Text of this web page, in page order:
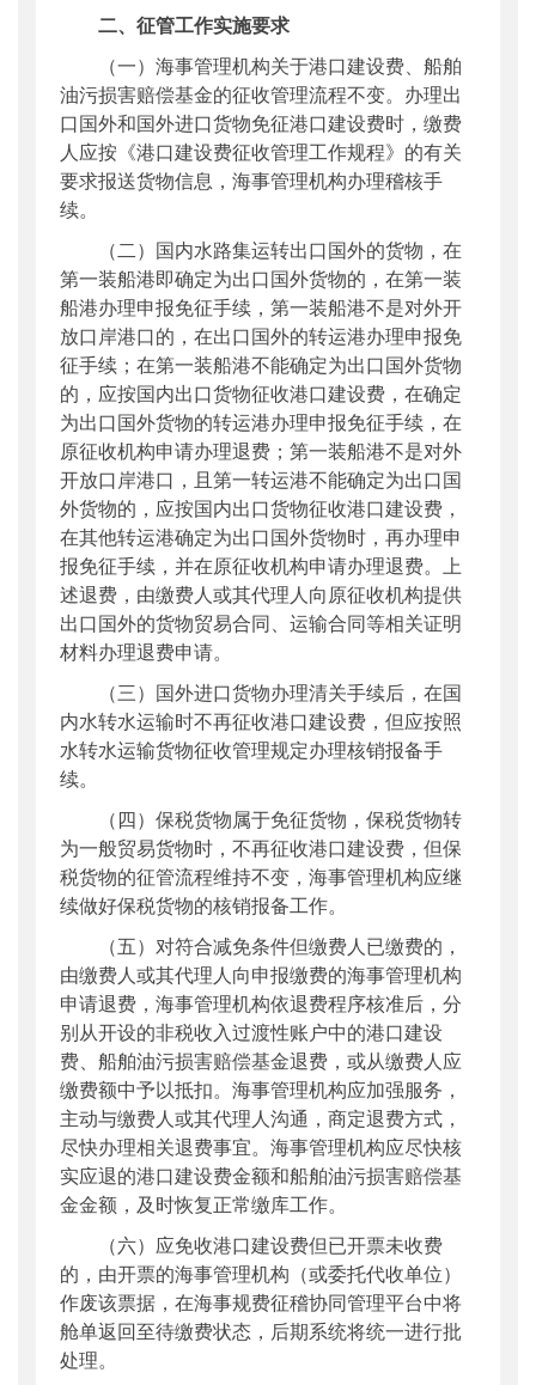
二、征管工作实施要求
（一）海事管理机构关于港口建设费、船舶
油污损害赔偿基金的征收管理流程不变。办理出
口国外和国外进口货物免征港口建设费时，缴费
人应按《港口建设费征收管理工作规程》的有关
要求报送货物信息，海事管理机构办理稽核手
续。
（二）国内水路集运转出口国外的货物，在
第一装船港即确定为出口国外货物的，在第一装
船港办理申报免征手续，第一装船港不是对外开
放口岸港口的，在出口国外的转运港办理申报免
征手续；在第一装船港不能确定为出口国外货物
的，应按国内出口货物征收港口建设费，在确定
为出口国外货物的转运港办理申报免征手续，在
原征收机构申请办理退费；第一装船港不是对外
开放口岸港口，且第一转运港不能确定为出口国
外货物的，应按国内出口货物征收港口建设费，
在其他转运港确定为出口国外货物时，再办理申
报免征手续，并在原征收机构申请办理退费。上
述退费，由缴费人或其代理人向原征收机构提供
出口国外的货物贸易合同、运输合同等相关证明
材料办理退费申请。
（三）国外进口货物办理清关手续后，在国
内水转水运输时不再征收港口建设费，但应按照
水转水运输货物征收管理规定办理核销报备手
续。
（四）保税货物属于免征货物，保税货物转
为一般贸易货物时，不再征收港口建设费，但保
税货物的征管流程维持不变，海事管理机构应继
续做好保税货物的核销报备工作。
（五）对符合减免条件但缴费人已缴费的，
由缴费人或其代理人向申报缴费的海事管理机构
申请退费，海事管理机构依退费程序核准后，分
别从开设的非税收入过渡性账户中的港口建设
费、船舶油污损害赔偿基金退费，或从缴费人应
缴费额中予以抵扣。海事管理机构应加强服务，
主动与缴费人或其代理人沟通，商定退费方式，
尽快办理相关退费事宜。海事管理机构应尽快核
实应退的港口建设费金额和船舶油污损害赔偿基
金金额，及时恢复正常缴库工作。
（六）应免收港口建设费但已开票未收费
的，由开票的海事管理机构（或委托代收单位）
作废该票据，在海事规费征稽协同管理平台中将
舱单返回至待缴费状态，后期系统将统一进行批
处理。